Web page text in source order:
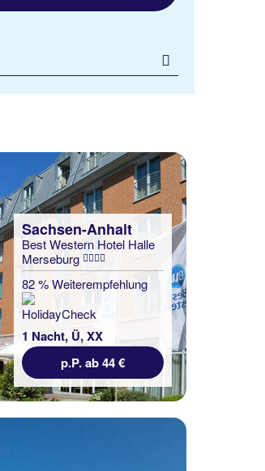
Sachsen-Anhalt
Best Western Hotel Halle
Merseburg
82 % Weiterempfehlung
1 Nacht, Ü, XX
p.P. ab 44 €